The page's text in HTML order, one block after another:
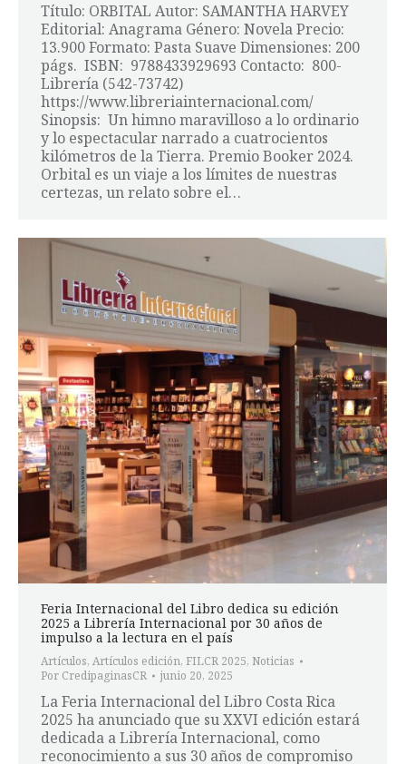
Título: ORBITAL Autor: SAMANTHA HARVEY
Editorial: Anagrama Género: Novela Precio:
13.900 Formato: Pasta Suave Dimensiones: 200
págs. ISBN: 9788433929693 Contacto: 800-
Librería (542-73742)
https://www.libreriainternacional.com/
Sinopsis: Un himno maravilloso a lo ordinario
y lo espectacular narrado a cuatrocientos
kilómetros de la Tierra. Premio Booker 2024.
Orbital es un viaje a los límites de nuestras
certezas, un relato sobre el…
Feria Internacional del Libro dedica su edición
2025 a Librería Internacional por 30 años de
impulso a la lectura en el país
Artículos, Artículos edición, FILCR 2025, Noticias
Por CredipaginasCR junio 20, 2025
La Feria Internacional del Libro Costa Rica
2025 ha anunciado que su XXVI edición estará
dedicada a Librería Internacional, como
reconocimiento a sus 30 años de compromiso